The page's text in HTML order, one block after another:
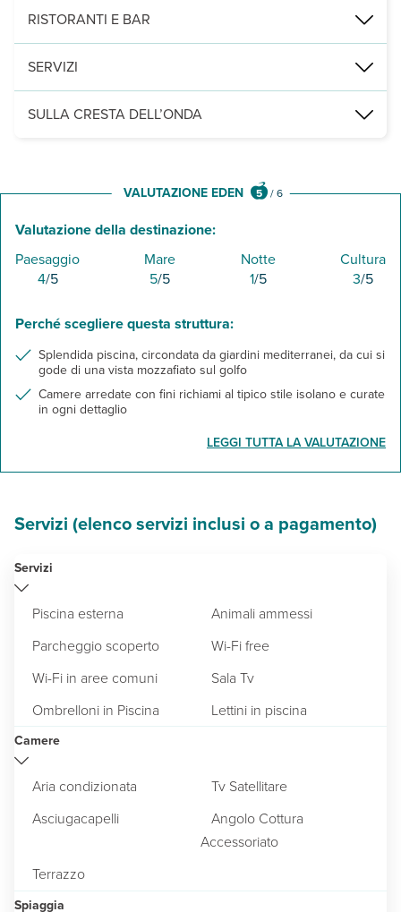
51 camere, dotate di servizi privati, asciugacapelli,
RISTORANTI E BAR
1 bar.
SERVIZI
1 piscina esterna con ombrelloni e lettini, sala Tv, connessione
SULLA CRESTA DELL’ONDA
VALUTAZIONE EDEN 5 /6
Valutazione della destinazione:
Paesaggio
4/5
Mare
5/5
Notte
1/5
Cultura
3/5
Perché scegliere questa struttura:
Splendida piscina, circondata da giardini mediterranei, da cui si
gode di una vista mozzafiato sul golfo
Camere arredate con fini richiami al tipico stile isolano e curate
in ogni dettaglio
LEGGI TUTTA LA VALUTAZIONE
Servizi (elenco servizi inclusi o a pagamento)
Servizi
Piscina esterna
Animali ammessi
Parcheggio scoperto
Wi-Fi free
Wi-Fi in aree comuni
Sala Tv
Ombrelloni in Piscina
Lettini in piscina
Camere
Aria condizionata
Tv Satellitare
Asciugacapelli
Angolo Cottura
Accessoriato
Terrazzo
Spiaggia